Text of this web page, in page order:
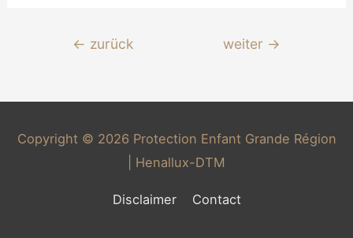
Post
← zurück weiter →
Copyright © 2026 Protection Enfant Grande Région
| Henallux-DTM
Disclaimer Contact